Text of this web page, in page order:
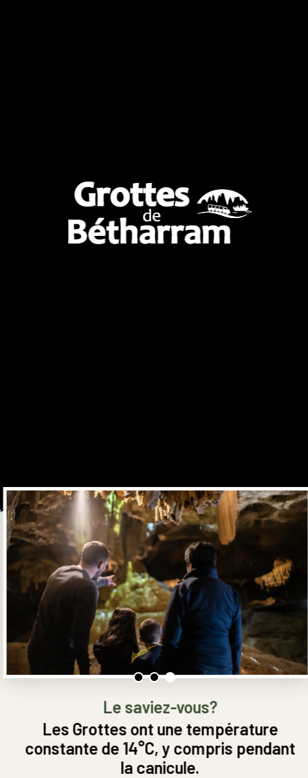
Le saviez-vous?
Les Grottes ont une température
constante de 14°C, y compris pendant
la canicule.